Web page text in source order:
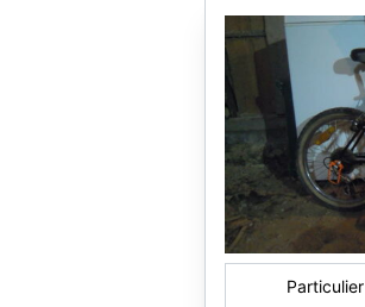
Particulier